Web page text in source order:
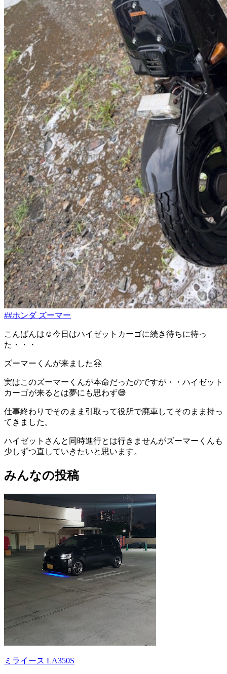
##ホンダ ズーマー
こんばんは☺️今日はハイゼットカーゴに続き待ちに待っ
た・・・
ズーマーくんが来ました🤗
実はこのズーマーくんが本命だったのですが・・ハイゼット
カーゴが来るとは夢にも思わず😅
仕事終わりでそのまま引取って役所で廃車してそのまま持っ
てきました。
ハイゼットさんと同時進行とは行きませんがズーマーくんも
少しずつ直していきたいと思います。
みんなの投稿
ミライース LA350S